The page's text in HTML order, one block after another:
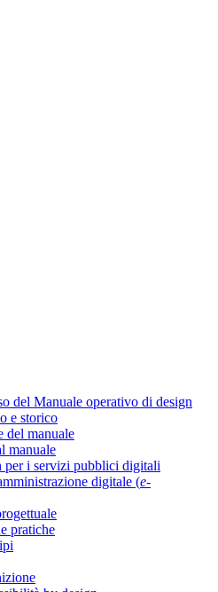
del Manuale operativo di design
e storico
del manuale
manuale
per i servizi pubblici digitali
digitale (e-
pratiche